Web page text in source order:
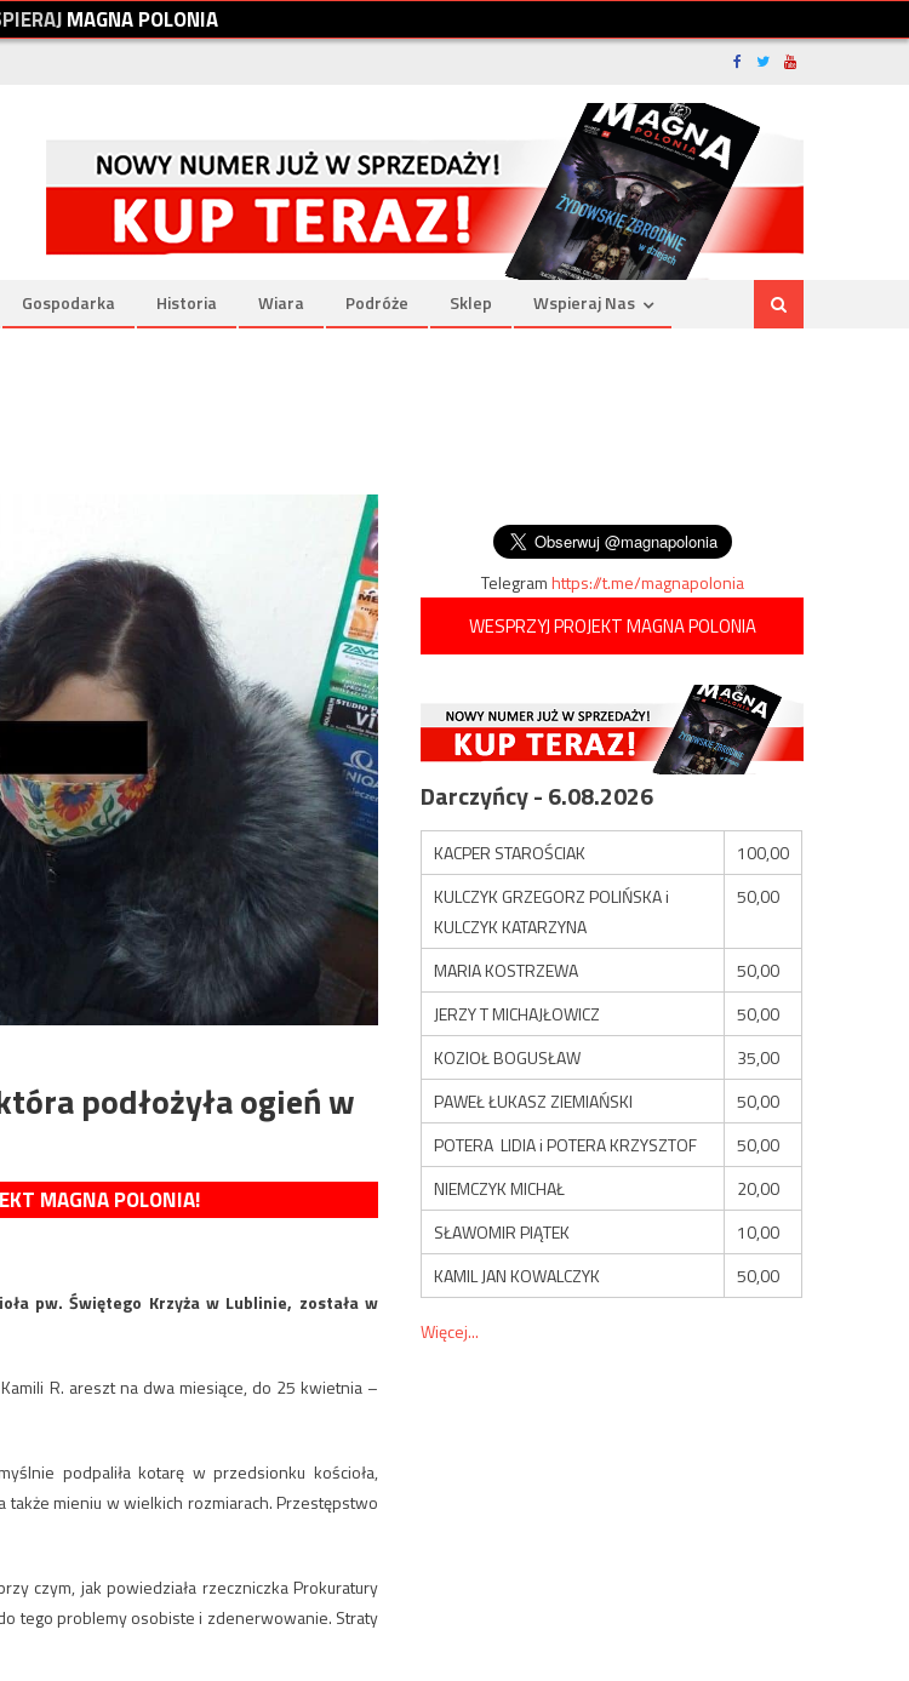
PIERAJMAGNAPOLONIA
Gospodarka Historia Wiara Podróże Sklep Wspieraj Nas
podłożyła ogień w
MAGNA POLONIA!
pw. Świętego Krzyża w Lublinie, została w
R. areszt na dwa miesiące, do 25 kwietnia –
podpaliła kotarę w przedsionku kościoła,
mieniu w wielkich rozmiarach. Przestępstwo
czym, jak powiedziała rzeczniczka Prokuratury
tego problemy osobiste i zdenerwowanie. Straty
Telegramhttps://t.me/magnapolonia
WESPRZYJ PROJEKT MAGNA POLONIA
Darczyńcy - 6.08.2026
KACPER STAROŚCIAK
100,00
KULCZYK GRZEGORZ POLIŃSKA i
KULCZYK KATARZYNA
50,00
MARIA KOSTRZEWA
50,00
JERZY T MICHAJŁOWICZ
50,00
KOZIOŁ BOGUSŁAW
35,00
PAWEŁ ŁUKASZ ZIEMIAŃSKI
50,00
POTERA LIDIA i POTERA KRZYSZTOF
50,00
NIEMCZYK MICHAŁ
20,00
SŁAWOMIR PIĄTEK
10,00
KAMIL JAN KOWALCZYK
50,00
Więcej...